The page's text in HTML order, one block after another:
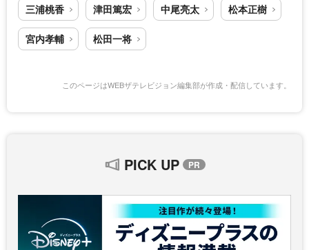
三浦桃香 津田篤宏 中尾亮太 松本正樹
宮内孝輔 松田一将
このページはWEBザテレビジョン編集部が作成・配信しています。
PICK UP